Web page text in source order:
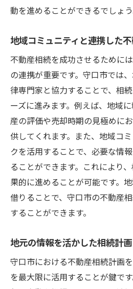
動を進めることができるでしょう
地域コミュニティと連携した
不動産相続を成功させるために
の連携が重要です。守口市では
律専門家と協力することで、相
ーズに進みます。例えば、地域
産の評価や売却時期の見極めに
供してくれます。また、地域コ
クを活用することで、必要な情
ることができます。これにより
果的に進めることが可能です。
借りることで、守口市の不動産
することができます。
地元の情報を活かした相続計画
守口市における不動産相続計画
を最大限に活用することが鍵で